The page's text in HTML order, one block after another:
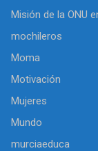
Misión de la ONU
mochileros
Moma
Motivación
Mujeres
Mundo
murciaeduca